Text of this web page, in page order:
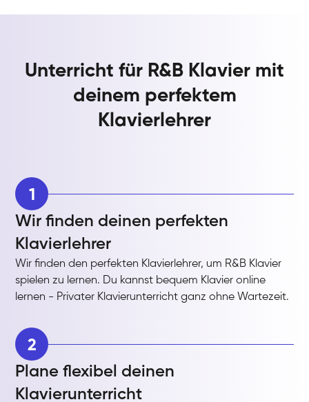
Unterricht für R&B Klavier mit
deinem perfektem
Klavierlehrer
1
Wir finden deinen perfekten
Klavierlehrer
Wir finden den perfekten Klavierlehrer, um R&B Klavier
spielen zu lernen. Du kannst bequem Klavier online
lernen - Privater Klavierunterricht ganz ohne Wartezeit.
2
Plane flexibel deinen
Klavierunterricht